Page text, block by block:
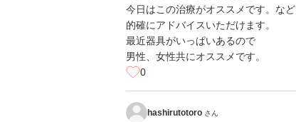
今日はこの治療がオススメです。など
的確にアドバイスいただけます。
最近器具がいっぱいあるので
男性、女性共にオススメです。
0
hashirutotoro さん